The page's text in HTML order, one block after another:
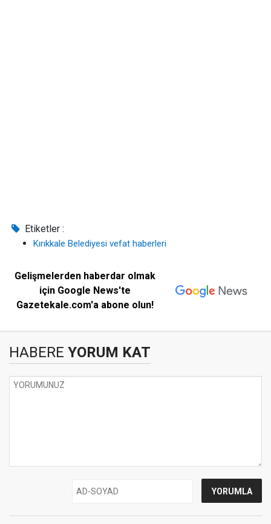
Etiketler :
Kırıkkale Belediyesi vefat haberleri
Gelişmelerden haberdar olmak
için Google News'te
Gazetekale.com'a abone olun!
HABERE YORUM KAT